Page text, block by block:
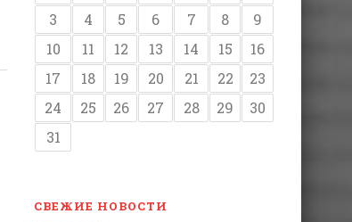
3
4 5 6 7 8
9
10
11 12 13 14 15
16
17
18 19 20 21 22
23
24
25 26 27 28 29
30
31
СВЕЖИЕ НОВОСТИ